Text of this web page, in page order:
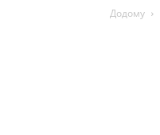
Додому